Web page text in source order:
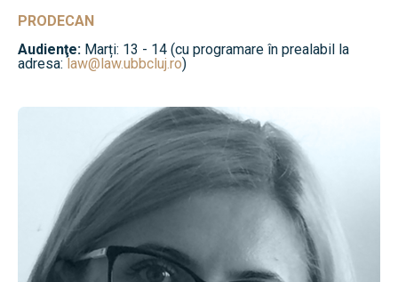
PRODECAN
Audienţe: Marți: 13 - 14 (cu programare în prealabil la
adresa:law@law.ubbcluj.ro)